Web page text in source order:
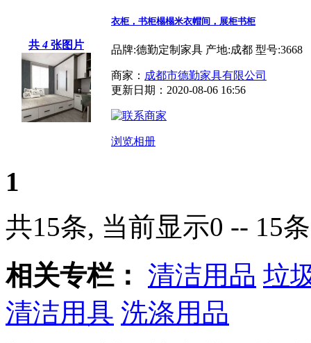
共4 张图片
衣柜，书柜榻榻米衣帽间，展柜书柜
品牌:德勤定制家具 产地:成都 型号:3668
商家： 成都市德勤家具有限公司
更新日期：2020-08-06 16:56
浏览相册
1
共15条, 当前显示0 -- 15
相关专栏： 清洁用品 垃
清洁用具 洗涤用品